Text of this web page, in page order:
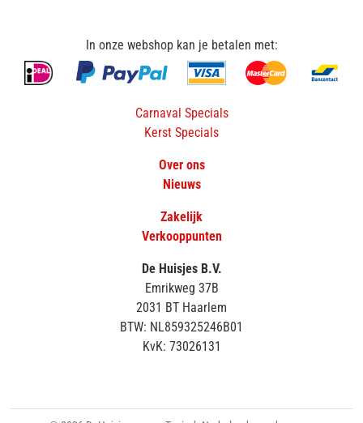
In onze webshop kan je betalen met:
Carnaval Specials
Kerst Specials
Over ons
Nieuws
Zakelijk
Verkooppunten
De Huisjes B.V.
Emrikweg 37B
2031 BT Haarlem
BTW: NL859325246B01
KvK: 73026131